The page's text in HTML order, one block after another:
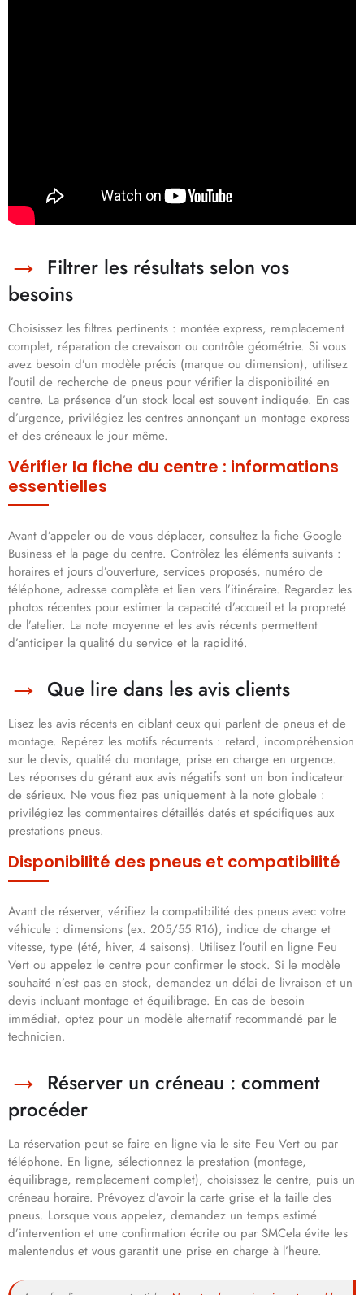
Filtrer les résultats selon vos
besoins
Choisissez les filtres pertinents : montée express, remplacement
complet, réparation de crevaison ou contrôle géométrie. Si vous
avez besoin d’un modèle précis (marque ou dimension), utilisez
l’outil de recherche de pneus pour vérifier la disponibilité en
centre. La présence d’un stock local est souvent indiquée. En cas
d’urgence, privilégiez les centres annonçant un montage express
et des créneaux le jour même.
Vérifier la fiche du centre : informations
essentielles
Avant d’appeler ou de vous déplacer, consultez la fiche Google
Business et la page du centre. Contrôlez les éléments suivants :
horaires et jours d’ouverture, services proposés, numéro de
téléphone, adresse complète et lien vers l’itinéraire. Regardez les
photos récentes pour estimer la capacité d’accueil et la propreté
de l’atelier. La note moyenne et les avis récents permettent
d’anticiper la qualité du service et la rapidité.
Que lire dans les avis clients
Lisez les avis récents en ciblant ceux qui parlent de pneus et de
montage. Repérez les motifs récurrents : retard, incompréhension
sur le devis, qualité du montage, prise en charge en urgence.
Les réponses du gérant aux avis négatifs sont un bon indicateur
de sérieux. Ne vous fiez pas uniquement à la note globale :
privilégiez les commentaires détaillés datés et spécifiques aux
prestations pneus.
Disponibilité des pneus et compatibilité
Avant de réserver, vérifiez la compatibilité des pneus avec votre
véhicule : dimensions (ex. 205/55 R16), indice de charge et
vitesse, type (été, hiver, 4 saisons). Utilisez l’outil en ligne Feu
Vert ou appelez le centre pour confirmer le stock. Si le modèle
souhaité n’est pas en stock, demandez un délai de livraison et un
devis incluant montage et équilibrage. En cas de besoin
immédiat, optez pour un modèle alternatif recommandé par le
technicien.
Réserver un créneau : comment
procéder
La réservation peut se faire en ligne via le site Feu Vert ou par
téléphone. En ligne, sélectionnez la prestation (montage,
équilibrage, remplacement complet), choisissez le centre, puis un
créneau horaire. Prévoyez d’avoir la carte grise et la taille des
pneus. Lorsque vous appelez, demandez un temps estimé
d’intervention et une confirmation écrite ou par SMCela évite les
malentendus et vous garantit une prise en charge à l’heure.